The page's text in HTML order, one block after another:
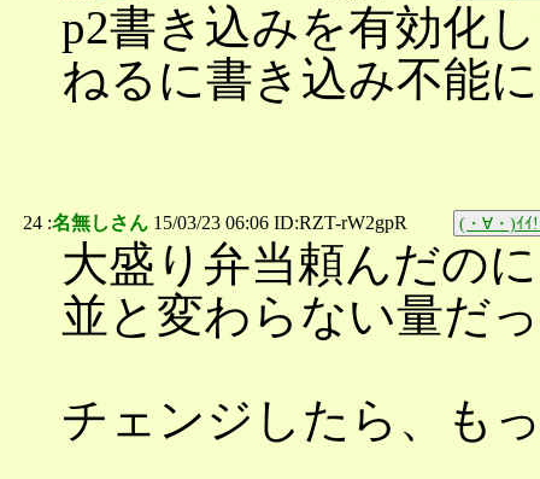
p2書き込みを有効化
ねるに書き込み不能
24 :名無しさん 15/03/23 06:06 ID:RZT-rW2gpR (・∀・)ｲｲ
大盛り弁当頼んだのに
並と変わらない量だ
チェンジしたら、も